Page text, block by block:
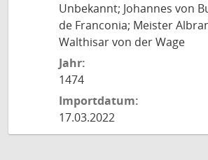
Unbekannt; Johannes von
de Franconia; Meister
Walthisar von der Wage
Jahr:
1474
Importdatum:
17.03.2022